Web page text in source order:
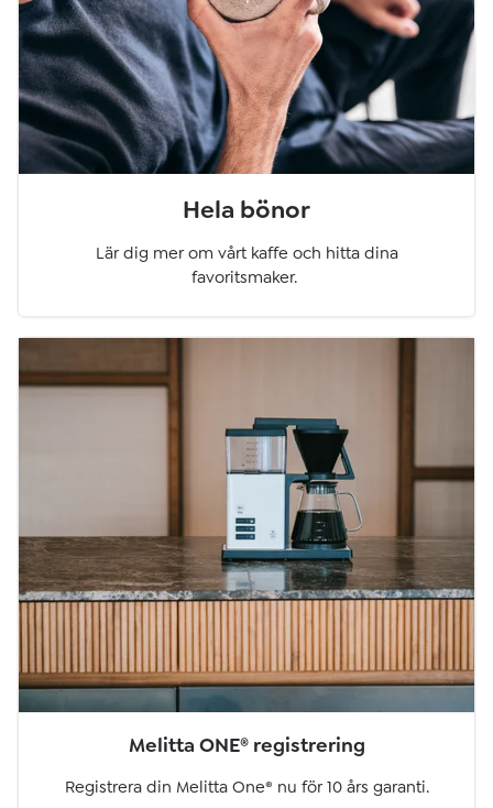
Hela bönor
Lär dig mer om vårt kaffe och hitta dina
favoritsmaker.
Melitta ONE®registrering
Registrera din Melitta One® nu för 10 års garanti.